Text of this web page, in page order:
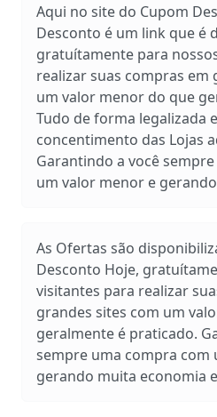
Aqui no site do Cupom
Desconto é um link que é
gratuítamente para
realizar suas compras em
um valor menor do que
Tudo de forma legalizada
concentimento das Lojas
Garantindo a você
um valor menor e
As Ofertas são
Desconto Hoje,
visitantes para realizar
grandes sites com um
geralmente é praticado.
sempre uma compra com
gerando muita economia